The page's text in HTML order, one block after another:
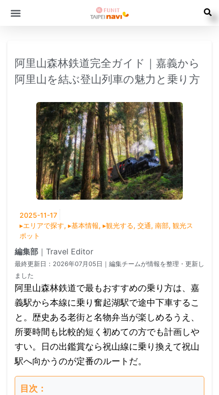
阿里山森林鉄道完全ガイド｜嘉義から
阿里山を結ぶ登山列車の魅力と乗り方
2025-11-17
▸エリアで探す, ▸基本情報, ▸観光する, 交通, 南部, 観光ス
ポット
編集部 ｜ Travel Editor
最終更新日： 2026年07月05日 ｜編集チームが情報を整理・更新し
ました
阿里山森林鉄道で最もおすすめの乗り方は、嘉
義駅から本線に乗り奮起湖駅で途中下車するこ
と。歴史ある老街と名物弁当が楽しめるうえ、
所要時間も比較的短く初めての方でも計画しや
すい。日の出鑑賞なら祝山線に乗り換えて祝山
駅へ向かうのが定番のルートだ。
目次：